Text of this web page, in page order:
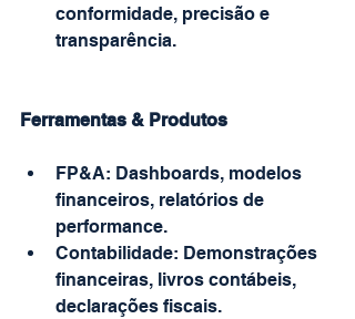
conformidade, precisão e
transparência.
Ferramentas & Produtos
FP&A: Dashboards, modelos
financeiros, relatórios de
performance.
Contabilidade: Demonstrações
financeiras, livros contábeis,
declarações fiscais.